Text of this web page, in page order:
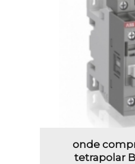
onde
tetrapolar